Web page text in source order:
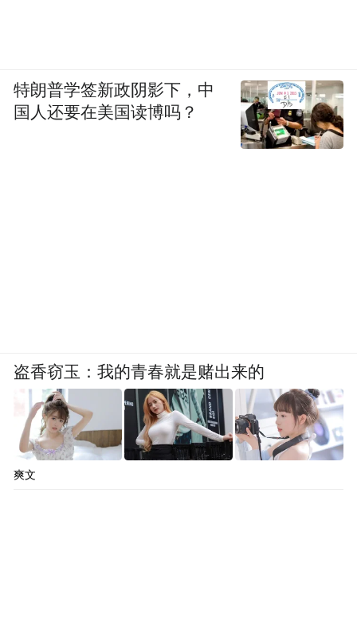
特朗普学签新政阴影下，中
国人还要在美国读博吗？
盗香窃玉：我的青春就是赌出来的
爽文